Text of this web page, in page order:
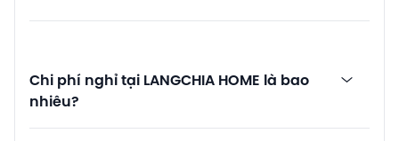
Chi phí nghỉ tại LANGCHIA HOME là bao
nhiêu?